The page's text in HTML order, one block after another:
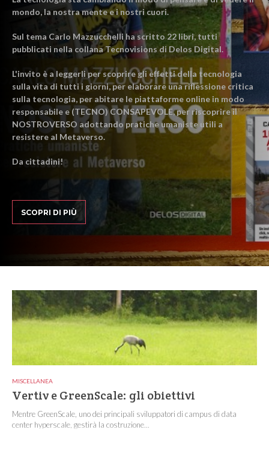
mondo, la nostra mente e i nostri cuori.
Sul tema Carlo Mazzucchelli ha scritto 22 libri, tutti
pubblicati nella collana Tecnovisions di Delos Digital.
L'invito è a leggerli per scoprire gli effetti della tecnologia
sulla vita di tutti i giorni, per elaborare una riflessione critica
sulla tecnologia, per abitare le piattaforme online in modo
responsabile e (TECNO) CONSAPEVOLE, per riscoprire il
NOSTROVERSO adottando pratiche umaniste utili a
resistere al Metaverso.
Da cittadini!
SCOPRI DI PIÙ
MISCELLANEA
Vertiv e GreenScale: gli obiettivi
Mentre GreenScale, uno dei principali sviluppatori di campus di data
center hyperscale, gestirà la costruzione...